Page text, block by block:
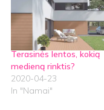
Terasinės lentos, kokią
medieną rinktis?
2020-04-23
In "Namai"